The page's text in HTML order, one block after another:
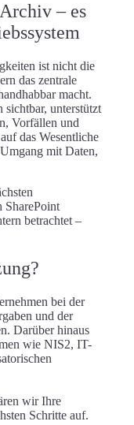
– es
ist nicht die
das zentrale
macht.
sichtbar, unterstützt
Vorfällen und
das Wesentliche
mit Daten,
SharePoint
betrachtet –
bei der
und der
Darüber hinaus
wie NIS2, IT-
wir Ihre
Schritte auf.